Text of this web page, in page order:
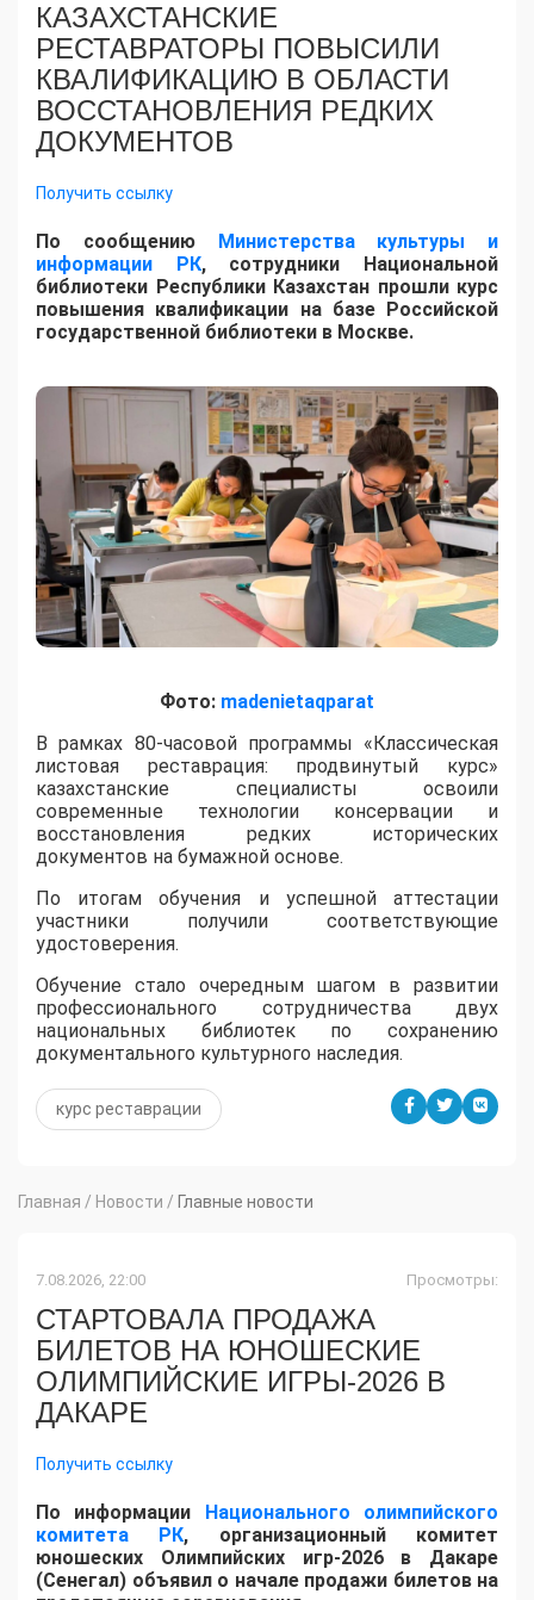
КАЗАХСТАНСКИЕ
РЕСТАВРАТОРЫ ПОВЫСИЛИ
КВАЛИФИКАЦИЮ В ОБЛАСТИ
ВОССТАНОВЛЕНИЯ РЕДКИХ
ДОКУМЕНТОВ
Получить ссылку
​По сообщению
Министерства культуры и
информации РК, сотрудники Национальной
библиотеки Республики Казахстан прошли курс
повышения квалификации на базе Российской
государственной библиотеки в Москве.
Фото: madenietaqparat
​В рамках 80-часовой программы «Классическая
листовая реставрация: продвинутый курс»
казахстанские специалисты освоили
современные технологии консервации и
восстановления редких исторических
документов на бумажной основе.
По итогам обучения и успешной аттестации
участники получили соответствующие
удостоверения.
Обучение стало очередным шагом в развитии
профессионального сотрудничества двух
национальных библиотек по сохранению
документального культурного наследия.
курс реставрации
Главная / Новости / Главные новости
7.08.2026, 22:00 Просмотры:
СТАРТОВАЛА ПРОДАЖА
БИЛЕТОВ НА ЮНОШЕСКИЕ
ОЛИМПИЙСКИЕ ИГРЫ-2026 В
ДАКАРЕ
Получить ссылку
По информации Национального олимпийского
комитета РК, организационный комитет
юношеских Олимпийских игр-2026 в Дакаре
(Сенегал) объявил о начале продажи билетов на